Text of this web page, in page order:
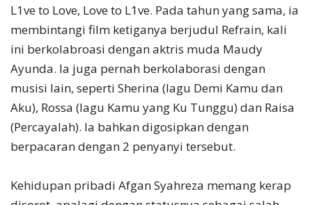
L1ve to Love, Love to L1ve. Pada tahun yang sama, ia
membintangi film ketiganya berjudul Refrain, kali
ini berkolabroasi dengan aktris muda Maudy
Ayunda. Ia juga pernah berkolaborasi dengan
musisi lain, seperti Sherina (lagu Demi Kamu dan
Aku), Rossa (lagu Kamu yang Ku Tunggu) dan Raisa
(Percayalah). Ia bahkan digosipkan dengan
berpacaran dengan 2 penyanyi tersebut.
Kehidupan pribadi Afgan Syahreza memang kerap